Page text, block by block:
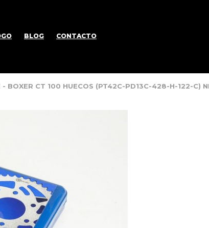
BLOG CONTACTO
- BOXER CT 100 HUECOS (PT42C-PD13C-428-H-122-C)